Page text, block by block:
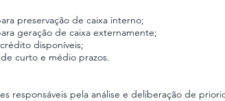
preservação de caixa interno;
geração de caixa externamente;
disponíveis;
curto e médio prazos.
responsáveis pela análise e deliberação de